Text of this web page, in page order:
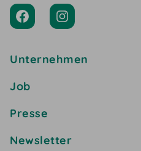
Unternehmen
Job
Presse
Newsletter